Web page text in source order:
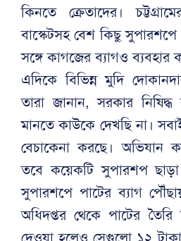
কিনতে ক্রেতাদের।
বাস্কেটসহ বেশ কিছু সুপারশপে
সঙ্গে কাগজের ব্যাগও ব্যবহার
এদিকে বিভিন্ন মুদি
তারা জানান, সরকার
মানতে কাউকে দেখছি না।
বেচাকেনা করছে। অভিযান
তবে কয়েকটি সুপারশপ ছাড়া
সুপারশপে পাটের ব্যাগ
অধিদপ্তর থেকে পাটের